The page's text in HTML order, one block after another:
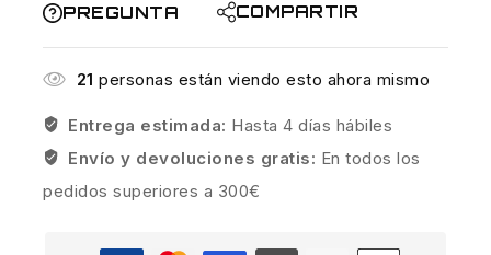
PREGUNTA
COMPARTIR
21 personas están viendo esto ahora mismo
Entrega estimada: Hasta 4 días hábiles
Envío y devoluciones gratis: En todos los
pedidos superiores a 300€